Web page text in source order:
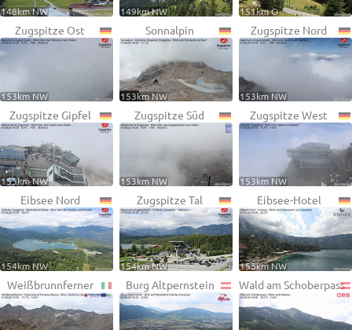
148km NW 149km NW 151km O
Zugspitze Ost
153km NW
Sonnalpin
153km NW
Zugspitze Nord
153km NW
Zugspitze Gipfel
153km NW
Zugspitze Süd
153km NW
Zugspitze West
153km NW
Eibsee Nord
154km NW
Zugspitze Tal
154km NW
Eibsee-Hotel
155km NW
Weißbrunnferner Burg Altpernstein Wald am Schoberpass